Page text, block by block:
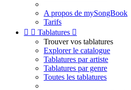
A propos de mySongBook
Tarifs
  Tablatures 
Trouver vos tablatures
Explorer le catalogue
Tablatures par artiste
Tablatures par genre
Toutes les tablatures